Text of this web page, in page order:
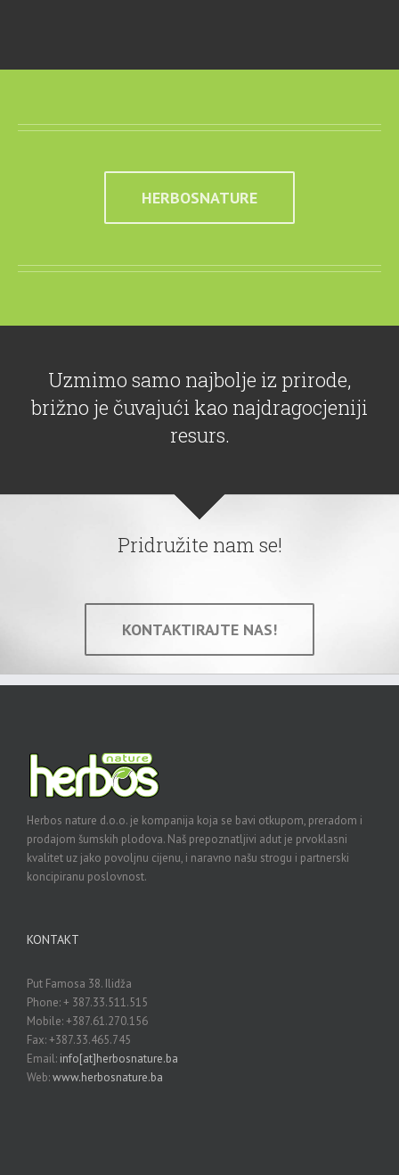
HERBOSNATURE
Uzmimo samo najbolje iz prirode,
brižno je čuvajući kao najdragocjeniji
resurs.
Pridružite nam se!
KONTAKTIRAJTE NAS!
Herbos nature d.o.o. je kompanija koja se bavi otkupom, preradom i
prodajom šumskih plodova. Naš prepoznatljivi adut je prvoklasni
kvalitet uz jako povoljnu cijenu, i naravno našu strogu i partnerski
koncipiranu poslovnost.
KONTAKT
Put Famosa 38. Ilidža
Phone: + 387.33.511.515
Mobile: +387.61.270.156
Fax: +387.33.465.745
Email: info[at]herbosnature.ba
Web:www.herbosnature.ba